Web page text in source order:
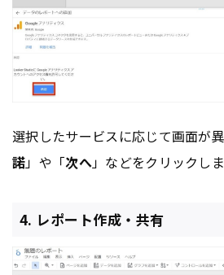
選択したサービスに応じて画面が
諾」や「次へ」などをクリックしま
4. レポート作成・共有